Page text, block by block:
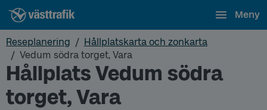
Meny
Reseplanering
Hållplatskarta och zonkarta
Vedum södra torget, Vara
Hållplats Vedum södra
torget, Vara